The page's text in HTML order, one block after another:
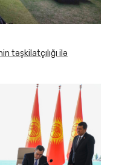
təşkilatçılığı ilə